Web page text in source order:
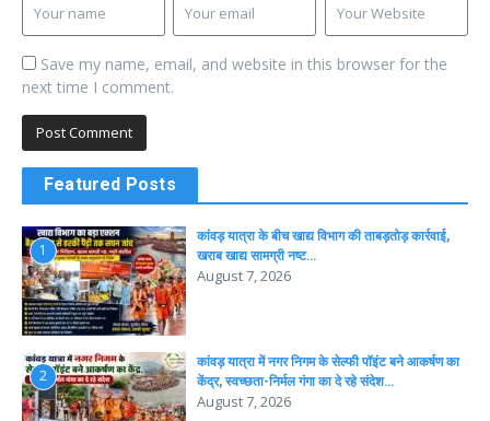
Save my name, email, and website in this browser for the
next time I comment.
Featured Posts
1
कांवड़ यात्रा के बीच खाद्य विभाग की ताबड़तोड़ कार्रवाई,
खराब खाद्य सामग्री नष्ट…
August 7, 2026
2
कांवड़ यात्रा में नगर निगम के सेल्फी पॉइंट बने आकर्षण का
केंद्र, स्वच्छता-निर्मल गंगा का दे रहे संदेश…
August 7, 2026